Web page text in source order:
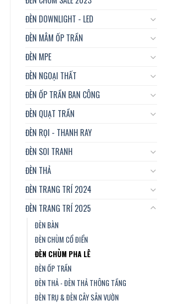
ĐÈN DOWNLIGHT - LED
ĐÈN MÂM ỐP TRẦN
ĐÈN MPE
ĐÈN NGOẠI THẤT
ĐÈN ỐP TRẦN BAN CÔNG
ĐÈN QUẠT TRẦN
ĐÈN RỌI - THANH RAY
ĐÈN SOI TRANH
ĐÈN THẢ
ĐÈN TRANG TRÍ 2024
ĐÈN TRANG TRÍ 2025
ĐÈN BÀN
ĐÈN CHÙM CỔ ĐIỂN
ĐÈN CHÙM PHA LÊ
ĐÈN ỐP TRẦN
ĐÈN THẢ - ĐÈN THẢ THÔNG TẦNG
ĐÈN TRỤ & ĐÈN CÂY SÂN VƯỜN